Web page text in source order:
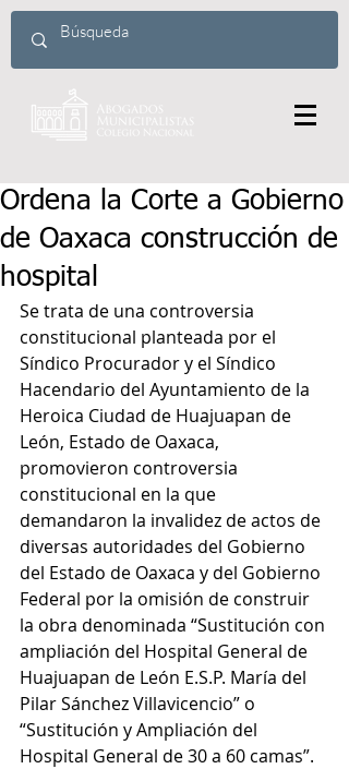
Ordena la Corte a Gobierno
de Oaxaca construcción de
hospital
Se trata de una controversia
constitucional planteada por el
Síndico Procurador y el Síndico
Hacendario del Ayuntamiento de la
Heroica Ciudad de Huajuapan de
León, Estado de Oaxaca,
promovieron controversia
constitucional en la que
demandaron la invalidez de actos de
diversas autoridades del Gobierno
del Estado de Oaxaca y del Gobierno
Federal por la omisión de construir
la obra denominada “Sustitución con
ampliación del Hospital General de
Huajuapan de León E.S.P. María del
Pilar Sánchez Villavicencio” o
“Sustitución y Ampliación del
Hospital General de 30 a 60 camas”.